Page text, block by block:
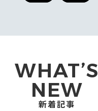
WHAT’S
NEW
新着記事